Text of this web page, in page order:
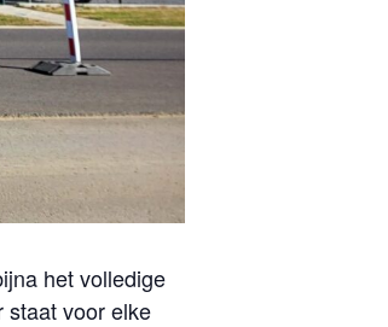
het volledige
staat voor elke